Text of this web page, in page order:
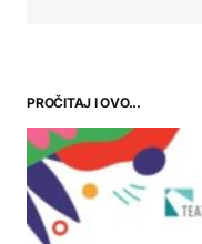
PROČITAJ I OVO...